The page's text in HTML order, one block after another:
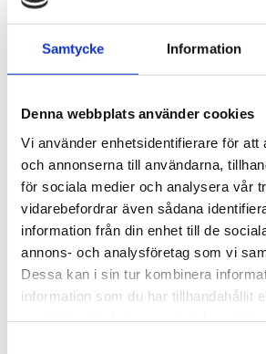
Samtycke Information
Denna webbplats använder cookies
Vi använder enhetsidentifierare för att
och annonserna till användarna,
för sociala medier och analysera vår
vidarebefordrar även sådana
information från din enhet till de
annons- och analysföretag som vi
Dessa kan i sin tur kombinera
information som du har tillhandahållit
Kategorier
Ambassadör
Kemoterapi
Leva med stomi
Mitt professionella perspektiv
Stomivård
Vårdpersonal
Meta
Logga in
Flöde för inlägg
Flöde för kommentarer